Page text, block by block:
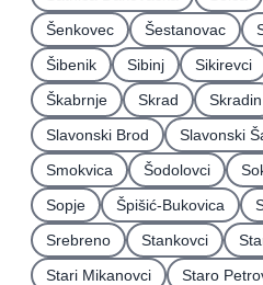
Šenkovec
Šestanovac
Šibenik
Sibinj Sikirevci
Škabrnje
Skrad Skradin
Slavonski Brod
Slavonski
Smokvica
Šodolovci
Sopje
Špišić-Bukovica
Srebreno
Stankovci
Stari Mikanovci
Staro